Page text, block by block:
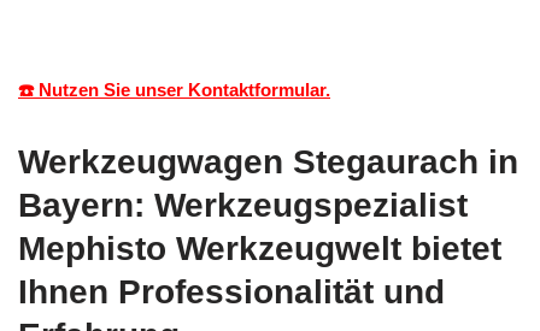
☎️ Nutzen Sie unser Kontaktformular.
Werkzeugwagen Stegaurach in
Bayern: Werkzeugspezialist
Mephisto Werkzeugwelt bietet
Ihnen Professionalität und